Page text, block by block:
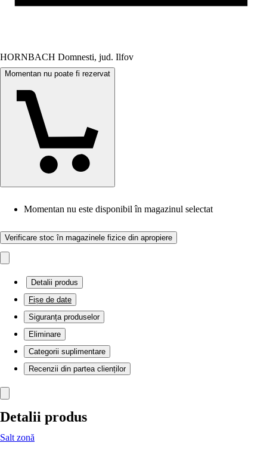
HORNBACH Domnesti, jud. Ilfov
Momentan nu poate fi rezervat
Momentan nu este disponibil în magazinul selectat
Verificare stoc în magazinele fizice din apropiere
Detalii produs
Fișe de date
Siguranța produselor
Eliminare
Categorii suplimentare
Recenzii din partea clienților
Detalii produs
Salt zonă